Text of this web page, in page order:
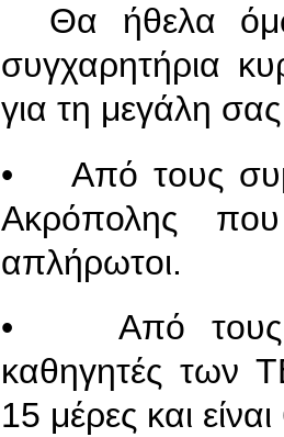
Θα ήθελα
συγχαρητήρια
για τη μεγάλη σας
• Από τους
Ακρόπολης
απλήρωτοι.
• Από τους
καθηγητές των
15 μέρες και